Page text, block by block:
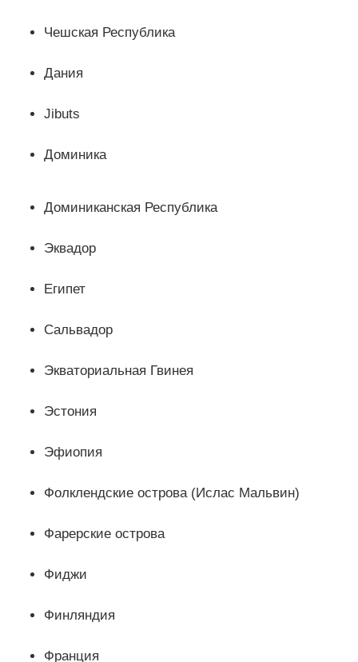
Чешская Республика
Дания
Jibuts
Доминика
Доминиканская Республика
Эквадор
Египет
Сальвадор
Экваториальная Гвинея
Эстония
Эфиопия
Фолклендские острова (Ислас Мальвин)
Фарерские острова
Фиджи
Финляндия
Франция